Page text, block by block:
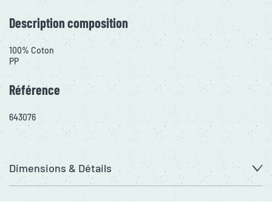
Description composition
100% Coton
PP
Référence
643076
Dimensions & Détails